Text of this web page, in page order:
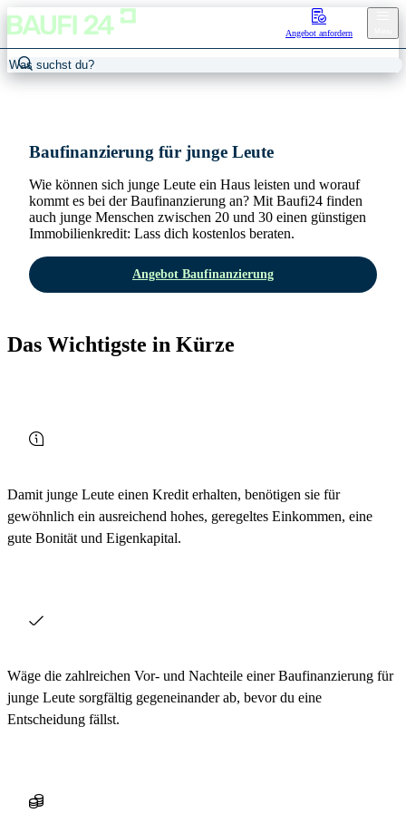
Angebot anfordern
Baufinanzierung für junge Leute
Wie können sich junge Leute ein Haus leisten und worauf
kommt es bei der Baufinanzierung an? Mit Baufi24 finden
auch junge Menschen zwischen 20 und 30 einen günstigen
Immobilienkredit: Lass dich kostenlos beraten.
Angebot Baufinanzierung
Das Wichtigste in Kürze
Damit junge Leute einen Kredit erhalten, benötigen sie für
gewöhnlich ein ausreichend hohes, geregeltes Einkommen, eine
gute Bonität und Eigenkapital.
Wäge die zahlreichen Vor- und Nachteile einer Baufinanzierung für
junge Leute sorgfältig gegeneinander ab, bevor du eine
Entscheidung fällst.